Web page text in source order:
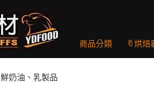
商品分類 🔖烘焙
鮮奶油、乳製品